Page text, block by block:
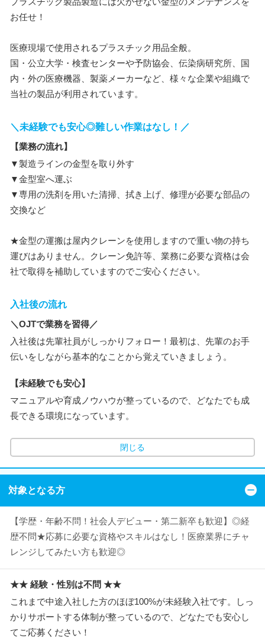
お任せ！
医療現場で使用されるプラスチック用品全般。
国・公立大学・検査センターや予防協会、伝染病研究所、国
内・外の医療機器、製薬メーカーなど、様々な企業や組織で
当社の製品が利用されています。
＼未経験でも安心◎難しい作業はなし！／
【業務の流れ】
▼製造ラインの金型を取り外す
▼金型室へ運ぶ
▼専用の洗剤を用いた清掃、拭き上げ、修理が必要な部品の
交換など
★金型の運搬は屋内クレーンを使用しますので重い物の持ち
運びはありません。クレーン免許等、業務に必要な資格は会
社で取得を補助していますのでご安心ください。
入社後の流れ
＼OJTで業務を習得／
入社後は先輩社員がしっかりフォロー！最初は、先輩のお手
伝いをしながら基本的なことから覚えていきましょう。
【未経験でも安心】
マニュアルや育成ノウハウが整っているので、どなたでも成
長できる環境になっています。
閉じる
対象となる方
【学歴・年齢不問！社会人デビュー・第二新卒も歓迎】◎経
歴不問★応募に必要な資格やスキルはなし！医療業界にチャ
レンジしてみたい方も歓迎◎
★★ 経験・性別は不問 ★★
これまで中途入社した方のほぼ100%が未経験入社です。しっ
かりサポートする体制が整っているので、どなたでも安心し
てご応募ください！